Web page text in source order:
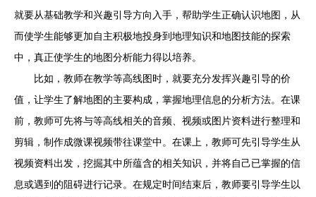
就要从基础教学和兴趣引导方向入手，帮助学生正确认识地图，从
而使学生能够更加自主积极地投身到地理知识和地图技能的探索
中，真正使学生的地图分析能力得以培养。
比如，教师在教学等高线图时，就要充分发挥兴趣引导的价
值，让学生了解地图的主要构成，掌握地理信息的分析方法。在课
前，教师可先将与等高线相关的音频、视频或图片资料进行整理和
剪辑，制作成微课视频带往课堂中。在课上，教师可先引导学生从
视频资料出发，挖掘其中所蕴含的相关知识，并将自己已掌握的信
息或遇到的阻碍进行记录。在规定时间结束后，教师要引导学生以